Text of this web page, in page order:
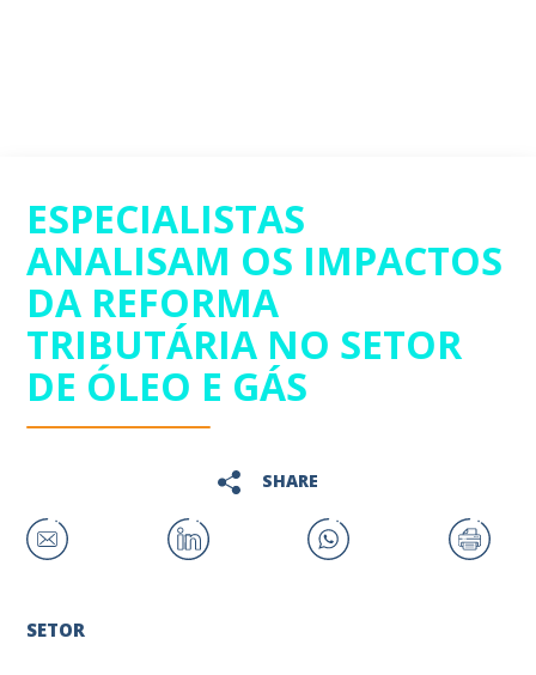
ESPECIALISTAS
ANALISAM OS IMPACTOS
DA REFORMA
TRIBUTÁRIA NO SETOR
DE ÓLEO E GÁS
SHARE
SETOR